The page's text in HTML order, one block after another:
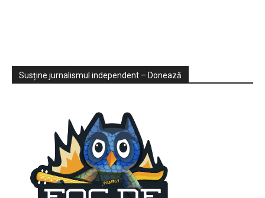
Sondaje
Video
Susține jurnalismul independent – Donează